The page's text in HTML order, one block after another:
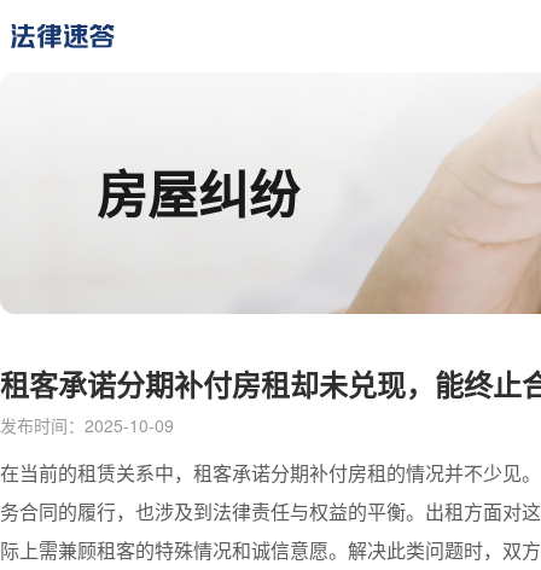
房屋纠纷
租客承诺分期补付房租却未兑现，能终止
发布时间：2025-10-09
在当前的租赁关系中， 租客承诺分期补付房租的情况并不少见
务合同的履行，也涉及到法律责任与权益的平衡。出租方面对
际上需兼顾租客的特殊情况和诚信意愿。解决此类问题时，双